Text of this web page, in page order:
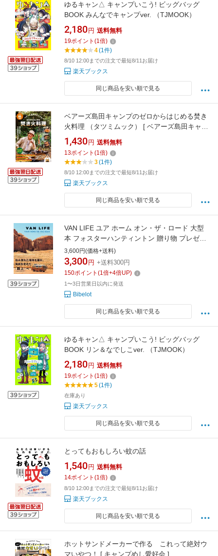
ゆるキャン△ キャンプいこう! ビッグバッグ
BOOK みんなでキャンプver. （TJMOOK）
2,180 円 送料無料
19ポイント (1倍)
4(1件)
8/10 12:00までの注文で最短8/11お届け
楽天ブックス
同じ商品を安い順で見る
ベアーズ島田キャンプのゼロからはじめる焚き
火料理 （タツミムック） [ ベアーズ島田キャン
プ ]
1,430 円 送料無料
13ポイント (1倍)
3(1件)
8/10 12:00までの注文で最短8/11お届け
楽天ブックス
同じ商品を安い順で見る
VAN LIFE ユア ホーム オン・ザ・ロード 大型
本 フォスターハンティントン 贈り物 プレゼン
ト 旅 旅本 オフグリッド エコ エシカル サステ
ナブル 再生可能エネルギー
3,600円(価格+送料)
3,300 円 +送料300円
150ポイント (1倍+4倍UP)
1〜3日営業日以内に発送
Bibelot
同じ商品を安い順で見る
ゆるキャン△ キャンプいこう! ビッグバッグ
BOOK リン＆なでしこver. （TJMOOK）
2,180 円 送料無料
19ポイント (1倍)
5(1件)
在庫あり
楽天ブックス
同じ商品を安い順で見る
とってもおもしろい蚊の話
1,540 円 送料無料
14ポイント (1倍)
8/10 12:00までの注文で最短8/11お届け
楽天ブックス
同じ商品を安い順で見る
ホットサンドメーカーで作る これって絶対ウ
マいやつ！ [ キャンプめし愛好会 ]